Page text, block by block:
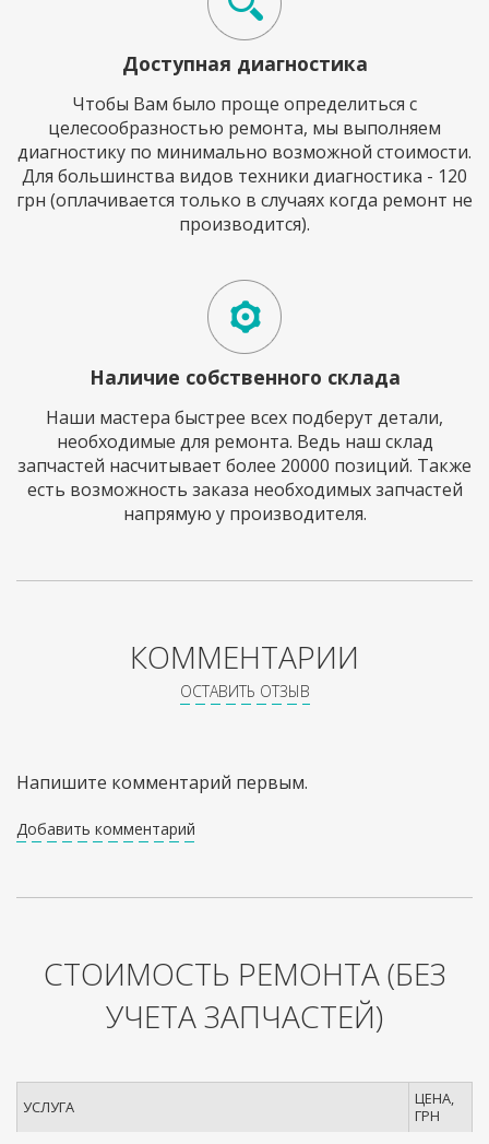
Доступная диагностика
Чтобы Вам было проще определиться с
целесообразностью ремонта, мы выполняем
диагностику по минимально возможной стоимости.
Для большинства видов техники диагностика - 120
грн (оплачивается только в случаях когда ремонт не
производится).
Наличие собственного склада
Наши мастера быстрее всех подберут детали,
необходимые для ремонта. Ведь наш склад
запчастей насчитывает более 20000 позиций. Также
есть возможность заказа необходимых запчастей
напрямую у производителя.
КОММЕНТАРИИ
ОСТАВИТЬ ОТЗЫВ
Напишите комментарий первым.
Добавить комментарий
СТОИМОСТЬ РЕМОНТА(БЕЗ
УЧЕТА ЗАПЧАСТЕЙ)
УСЛУГА
ЦЕНА,
ГРН